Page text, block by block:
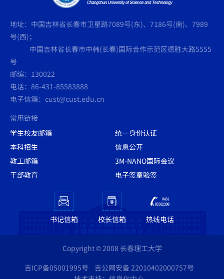
地址：中国吉林省长春市卫星路7089号(东)、7186号(南)、7989
号(西)；
中国吉林省长春市中韩(长春)国际合作示范区德胜大路5555
号
邮编：130022
电话：86-431-85583888
电子信箱：cust@cust.edu.cn
常用链接
学生校友邮箱
统一身份认证
本科招生
信息公开
教工邮箱
3M-NANO国际会议
干部教育
电子签章验签
书记信箱 校长信箱 热线电话
Copyright © 2008 长春理工大学
吉ICP备05001995号
吉公网安备 22010402000757号